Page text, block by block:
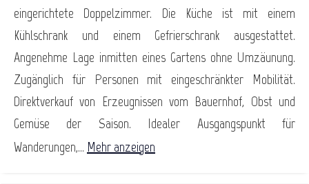
eingerichtete Doppelzimmer. Die Küche ist mit einem
Kühlschrank und einem Gefrierschrank ausgestattet.
Angenehme Lage inmitten eines Gartens ohne Umzäunung.
Zugänglich für Personen mit eingeschränkter Mobilität.
Direktverkauf von Erzeugnissen vom Bauernhof, Obst und
Gemüse der Saison. Idealer Ausgangspunkt für
Wanderungen,... Mehr anzeigen